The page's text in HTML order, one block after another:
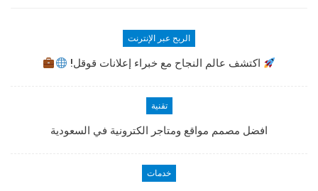
الربح عبر الإنترنت
اكتشف عالم النجاح مع خبراء إعلانات قوقل!
تقنية
افضل مصمم مواقع ومتاجر الكترونية في السعودية
خدمات